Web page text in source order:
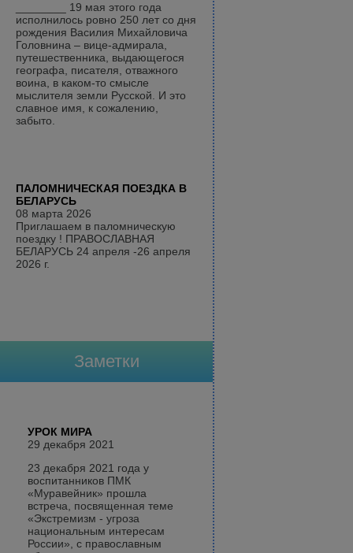
________ 19 мая этого года
исполнилось ровно 250 лет со дня
рождения Василия Михайловича
Головнина – вице-адмирала,
путешественника, выдающегося
географа, писателя, отважного
воина, в каком-то смысле
мыслителя земли Русской. И это
славное имя, к сожалению,
забыто.
ПАЛОМНИЧЕСКАЯ ПОЕЗДКА В
БЕЛАРУСЬ
08 марта 2026
Приглашаем в паломническую
поездку ! ПРАВОСЛАВНАЯ
БЕЛАРУСЬ 24 апреля -26 апреля
2026 г.
Заметки
УРОК МИРА
29 декабря 2021
23 декабря 2021 года у
воспитанников ПМК
«Муравейник» прошла
встреча, посвященная теме
«Экстремизм - угроза
национальным интересам
России», с православным